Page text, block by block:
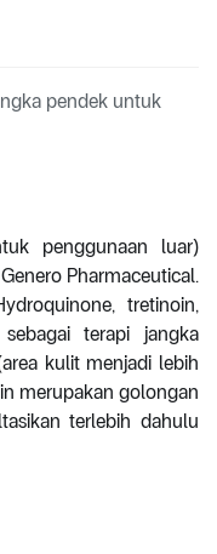
pendek untuk
penggunaan luar)
Pharmaceutical.
tretinoin,
terapi jangka
kulit menjadi lebih
merupakan golongan
terlebih dahulu